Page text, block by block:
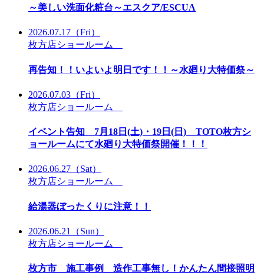
～美しい洗面化粧台～エスクア/ESCUA
2026.07.17 （Fri）
枚方店ショールーム
再告知！！いよいよ明日です！！～水廻り大特価祭～
2026.07.03 （Fri）
枚方店ショールーム
イベント告知 7月18日(土)・19日(日) TOTO枚方シ
ョールームにて水廻り大特価祭開催！！！
2026.06.27 （Sat）
枚方店ショールーム
給湯器ぼったくりに注意！！
2026.06.21
（Sun）
枚方店ショールーム
枚方市 施工事例 造作工事無し！かんたん間接照明